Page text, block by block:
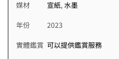
媒材 宣紙, 水墨
年份 2023
實體鑑賞 可以提供鑑賞服務